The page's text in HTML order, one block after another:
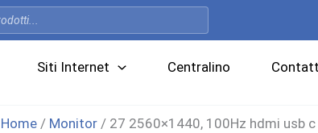
Siti Internet Centralino
Home / Monitor / 27 2560×1440, 100Hz hdmi usb